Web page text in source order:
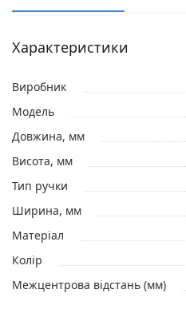
Характеристики
Виробник
Модель
Довжина, мм
Висота, мм
Тип ручки
Ширина, мм
Матеріал
Колір
Межцентрова відстань (мм)